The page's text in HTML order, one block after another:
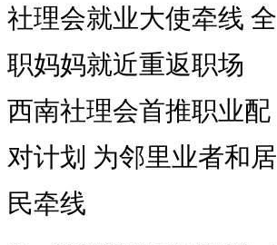
社理会就业大使牵线 全
职妈妈就近重返职场
西南社理会首推职业配
对计划 为邻里业者和居
民牵线